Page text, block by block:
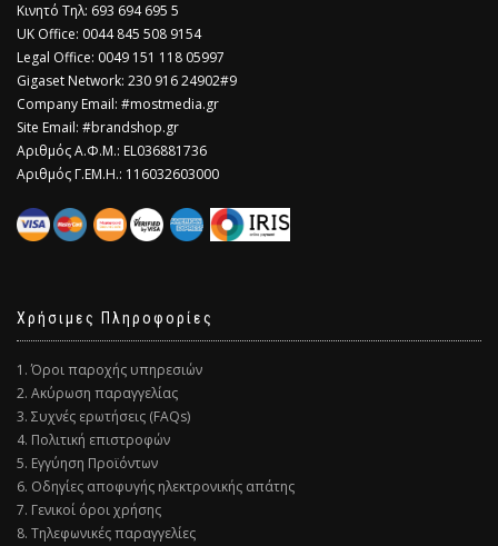
Κινητό Τηλ: 693 694 695 5
​UK Office: 0044 845 508 9154
Legal Office: 0049 151 118 05997
Gigaset Network: 230 916 24902#9
Company Email: #mostmedia.gr
Site Email: #brandshop.gr
Αριθμός Α.Φ.Μ.: EL036881736
Αριθμός Γ.ΕΜ.Η.: 116032603000
Χρήσιμες Πληροφορίες
1. Όροι παροχής υπηρεσιών
2. Ακύρωση παραγγελίας
3. Συχνές ερωτήσεις (FAQs)
4. Πολιτική επιστροφών
5. Εγγύηση Προϊόντων
6. Οδηγίες αποφυγής ηλεκτρονικής απάτης
7. Γενικοί όροι χρήσης
8. Τηλεφωνικές παραγγελίες